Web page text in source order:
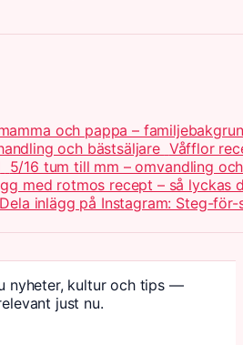
och pappa –
och bästsäljare Våfflor
5/16 tum till mm – omvandling
med rotmos recept – så lyckas
Dela inlägg på Instagram: Steg-
nyheter, kultur och tips —
just nu.